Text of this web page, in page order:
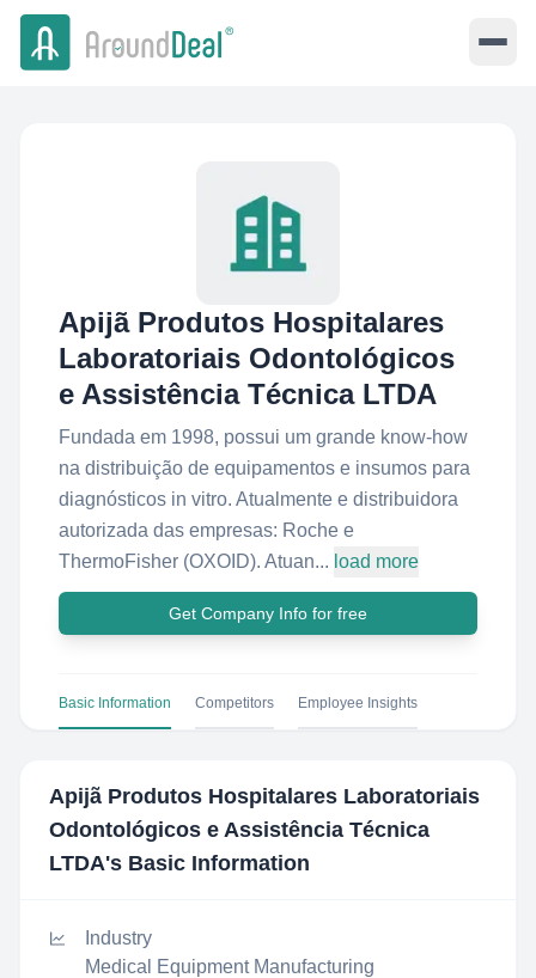
Apijã Produtos Hospitalares
Laboratoriais Odontológicos
e Assistência Técnica LTDA
Fundada em 1998, possui um grande know-how
na distribuição de equipamentos e insumos para
diagnósticos in vitro. Atualmente e distribuidora
autorizada das empresas: Roche e
ThermoFisher (OXOID). Atuan... load more
Get Company Info for free
Basic Information Competitors Employee Insights
Apijã Produtos Hospitalares Laboratoriais
Odontológicos e Assistência Técnica
LTDA's Basic Information
Industry
Medical Equipment Manufacturing